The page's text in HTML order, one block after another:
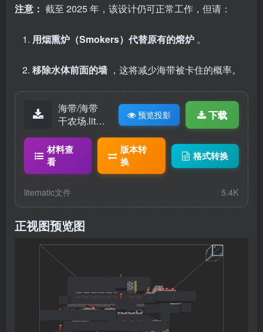
注意： 截至 2025 年，该设计仍可正常工作，但请：
用烟熏炉（Smokers）代替原有的熔炉 。
移除水体前面的墙 ，这将减少海带被卡住的概率。
海带/海带
干农场.lite
预览投影 下载
材料查
看
版本转
换
格式转换
litematic文件 5.4K
正视图预览图